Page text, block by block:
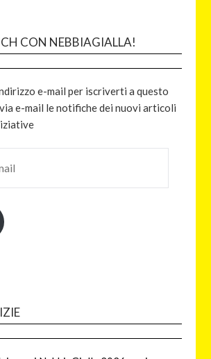
CON NEBBIAGIALLA!
e-mail per iscriverti a questo
e-mail le notifiche dei nuovi articoli